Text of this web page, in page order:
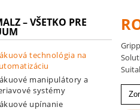
– VŠETKO PRE
technológia na
manipulátory a
systémy
upínanie